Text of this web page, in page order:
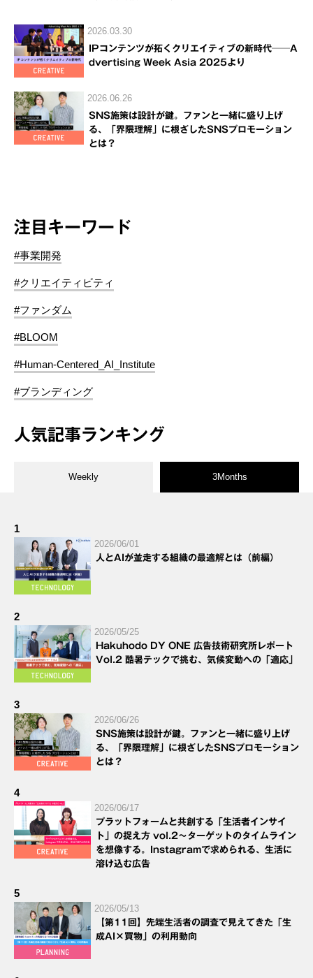
2026.03.30
IPコンテンツが拓くクリエイティブの新時代──A
dvertising Week Asia 2025より
2026.06.26
SNS施策は設計が鍵。ファンと一緒に盛り上げ
る、「界隈理解」に根ざしたSNSプロモーション
とは？
注目キーワード
#事業開発
#クリエイティビティ
#ファンダム
#BLOOM
#Human-Centered_AI_Institute
#ブランディング
人気記事ランキング
Weekly 3Months
1
2026/06/01
人とAIが並走する組織の最適解とは（前編）
2
2026/05/25
Hakuhodo DY ONE 広告技術研究所レポート
Vol.2 酷暑テックで挑む、気候変動への「適応」
3
2026/06/26
SNS施策は設計が鍵。ファンと一緒に盛り上げ
る、「界隈理解」に根ざしたSNSプロモーション
とは？
4
2026/06/17
プラットフォームと共創する「生活者インサイ
ト」の捉え方 vol.2～ターゲットのタイムライン
を想像する。Instagramで求められる、生活に
溶け込む広告
5
2026/05/13
【第11回】先端生活者の調査で見えてきた「生
成AI×買物」の利用動向